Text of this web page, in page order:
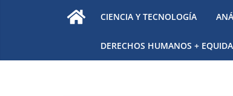
CIENCIA Y TECNOLOGÍA
DERECHOS HUMANOS +